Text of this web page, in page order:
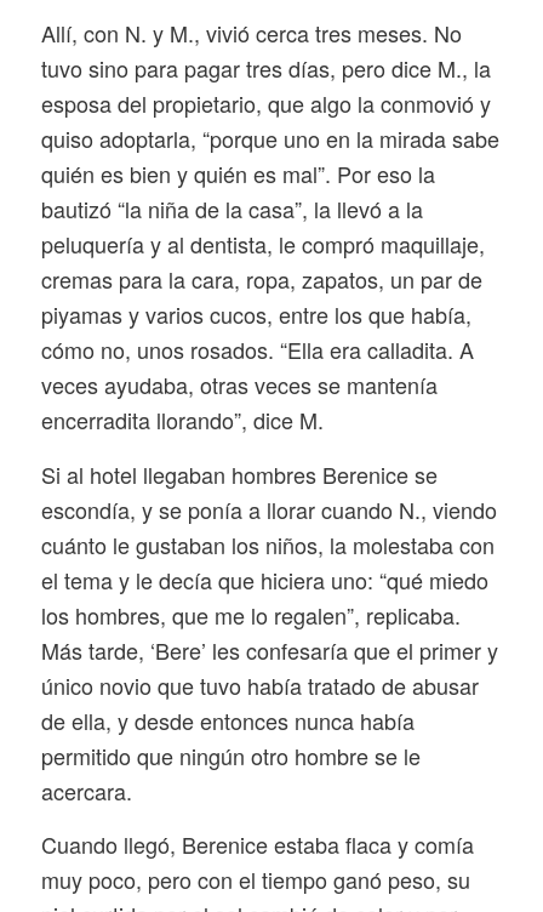
Allí, con N. y M., vivió cerca tres meses. No
tuvo sino para pagar tres días, pero dice M., la
esposa del propietario, que algo la conmovió y
quiso adoptarla, “porque uno en la mirada sabe
quién es bien y quién es mal”. Por eso la
bautizó “la niña de la casa”, la llevó a la
peluquería y al dentista, le compró maquillaje,
cremas para la cara, ropa, zapatos, un par de
piyamas y varios cucos, entre los que había,
cómo no, unos rosados. “Ella era calladita. A
veces ayudaba, otras veces se mantenía
encerradita llorando”, dice M.
Si al hotel llegaban hombres Berenice se
escondía, y se ponía a llorar cuando N., viendo
cuánto le gustaban los niños, la molestaba con
el tema y le decía que hiciera uno: “qué miedo
los hombres, que me lo regalen”, replicaba.
Más tarde, ‘Bere’ les confesaría que el primer y
único novio que tuvo había tratado de abusar
de ella, y desde entonces nunca había
permitido que ningún otro hombre se le
acercara.
Cuando llegó, Berenice estaba flaca y comía
muy poco, pero con el tiempo ganó peso, su